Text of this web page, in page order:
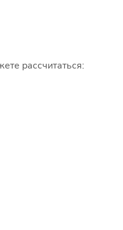
рассчитаться: